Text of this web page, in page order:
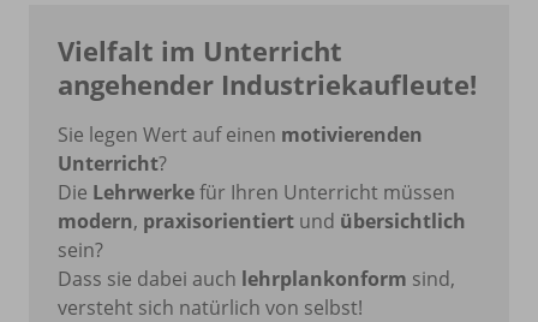
Vielfalt im Unterricht
angehender Industriekaufleute!
Sie legen Wert auf einen motivierenden
Unterricht?
Die Lehrwerkefür Ihren Unterricht müssen
modern, praxisorientiert und übersichtlich
sein?
Dass sie dabei auch lehrplankonform sind,
versteht sich natürlich von selbst!